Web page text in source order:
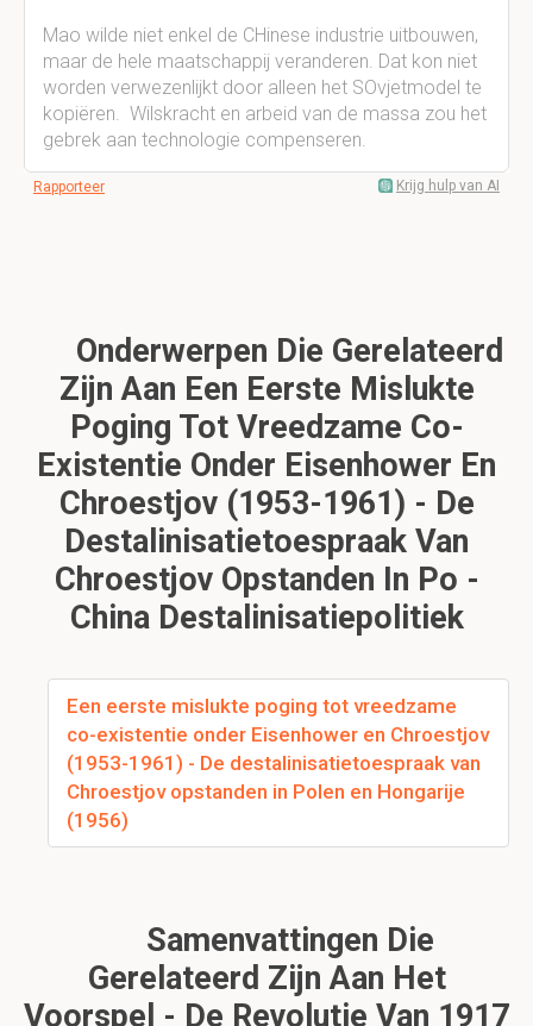
Mao wilde niet enkel de CHinese industrie uitbouwen,
maar de hele maatschappij veranderen. Dat kon niet
worden verwezenlijkt door alleen het SOvjetmodel te
kopiëren. Wilskracht en arbeid van de massa zou het
gebrek aan technologie compenseren.
Rapporteer Krijg hulp van AI
Onderwerpen Die Gerelateerd
Zijn Aan Een Eerste Mislukte
Poging Tot Vreedzame Co-
Existentie Onder Eisenhower En
Chroestjov (1953-1961) - De
Destalinisatietoespraak Van
Chroestjov Opstanden In Po -
China Destalinisatiepolitiek
Een eerste mislukte poging tot vreedzame
co-existentie onder Eisenhower en Chroestjov
(1953-1961) - De destalinisatietoespraak van
Chroestjov opstanden in Polen en Hongarije
(1956)
Samenvattingen Die
Gerelateerd Zijn Aan Het
Voorspel - De Revolutie Van 1917